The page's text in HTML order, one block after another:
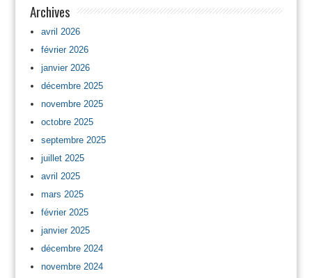
Archives
avril 2026
février 2026
janvier 2026
décembre 2025
novembre 2025
octobre 2025
septembre 2025
juillet 2025
avril 2025
mars 2025
février 2025
janvier 2025
décembre 2024
novembre 2024